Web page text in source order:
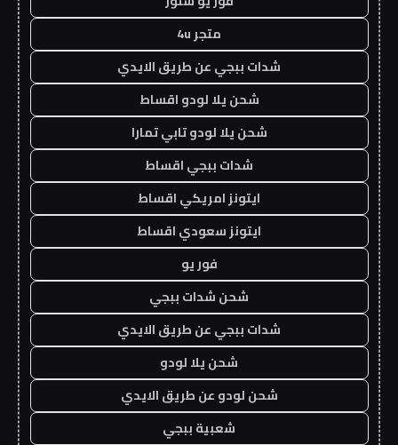
متجر 4u
شدات ببجي عن طريق الايدي
شحن يلا لودو اقساط
شحن يلا لودو تابي تمارا
شدات ببجي اقساط
ايتونز امريكي اقساط
ايتونز سعودي اقساط
فور يو
شحن شدات ببجي
شدات ببجي عن طريق الايدي
شحن يلا لودو
شحن لودو عن طريق الايدي
شعبية ببجي